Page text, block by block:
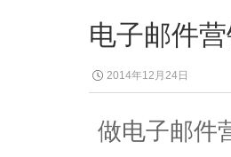
电子邮件
2014年12月24日
做电子邮件